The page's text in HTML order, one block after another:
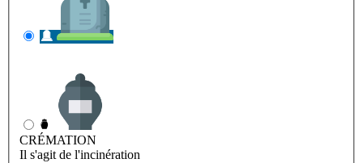
CRÉMATION
Il s'agit de l'incinération